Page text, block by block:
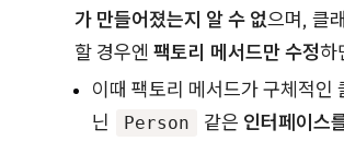
가 만들어졌는지 알 수 없으며, 클
할 경우엔 팩토리 메서드만 수정하
이때 팩토리 메서드가 구체적인
닌
Person 같은 인터페이스